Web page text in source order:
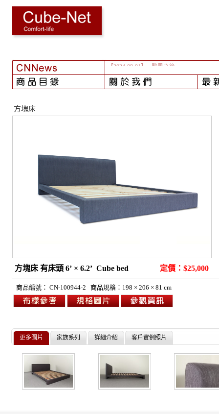
【2024-08-01】 - 颱風之後...
方塊床
方塊床 有床頭 6’ × 6.2’ Cube bed 定價：$25,000
商品編號： CN-100944-2 商品規格： 198 × 206 × 81 cm
更多圖片 家族系列 詳細介紹 客戶實例照片